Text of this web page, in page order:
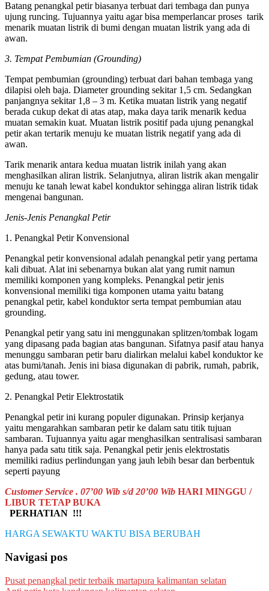
Batang penangkal petir biasanya terbuat dari tembaga dan punya
ujung runcing. Tujuannya yaitu agar bisa memperlancar proses tarik
menarik muatan listrik di bumi dengan muatan listrik yang ada di
awan.
3. Tempat Pembumian (Grounding)
Tempat pembumian (grounding) terbuat dari bahan tembaga yang
dilapisi oleh baja. Diameter grounding sekitar 1,5 cm. Sedangkan
panjangnya sekitar 1,8 – 3 m. Ketika muatan listrik yang negatif
berada cukup dekat di atas atap, maka daya tarik menarik kedua
muatan semakin kuat. Muatan listrik positif pada ujung penangkal
petir akan tertarik menuju ke muatan listrik negatif yang ada di
awan.
Tarik menarik antara kedua muatan listrik inilah yang akan
menghasilkan aliran listrik. Selanjutnya, aliran listrik akan mengalir
menuju ke tanah lewat kabel konduktor sehingga aliran listrik tidak
mengenai bangunan.
Jenis-Jenis Penangkal Petir
1. Penangkal Petir Konvensional
Penangkal petir konvensional adalah penangkal petir yang pertama
kali dibuat. Alat ini sebenarnya bukan alat yang rumit namun
memiliki komponen yang kompleks. Penangkal petir jenis
konvensional memiliki tiga komponen utama yaitu batang
penangkal petir, kabel konduktor serta tempat pembumian atau
grounding.
Penangkal petir yang satu ini menggunakan splitzen/tombak logam
yang dipasang pada bagian atas bangunan. Sifatnya pasif atau hanya
menunggu sambaran petir baru dialirkan melalui kabel konduktor ke
atas bumi/tanah. Jenis ini biasa digunakan di pabrik, rumah, pabrik,
gedung, atau tower.
2. Penangkal Petir Elektrostatik
Penangkal petir ini kurang populer digunakan. Prinsip kerjanya
yaitu mengarahkan sambaran petir ke dalam satu titik tujuan
sambaran. Tujuannya yaitu agar menghasilkan sentralisasi sambaran
hanya pada satu titik saja. Penangkal petir jenis elektrostatis
memiliki radius perlindungan yang jauh lebih besar dan berbentuk
seperti payung
Customer Service . 07’00 Wib s/d 20’00 Wib HARI MINGGU /
LIBUR TETAP BUKA
PERHATIAN !!!
HARGA SEWAKTU WAKTU BISA BERUBAH
Navigasi pos
Pusat penangkal petir terbaik martapura kalimantan selatan